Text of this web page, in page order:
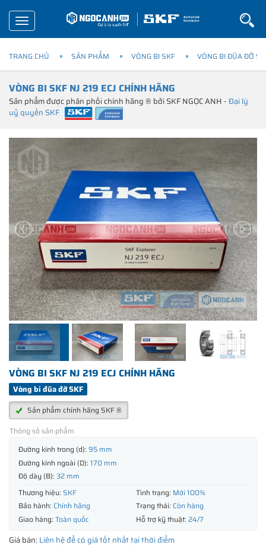
Toggle
navigation
TRANG CHỦ SẢN PHẨM VÒNG BI SKF VÒNG BI ĐŨA ĐỠ
VÒNG BI SKF NJ 219 ECJ CHÍNH HÃNG
Sản phẩm được phân phối chính hãng ® bởi SKF NGỌC ANH -Đại lý
uỷ quyền SKF
VÒNG BI SKF NJ 219 ECJ CHÍNH HÃNG
Vòng bi đũa đỡ SKF
Sản phẩm chính hãng SKF ®
Thông số sản phẩm
Đường kính trong (d): 95 mm
Đường kính ngoài (D): 170 mm
Độ dày (B): 32 mm
Thương hiệu: SKF Tình trạng: Mới 100%
Bảo hành: Chính hãng Trạng thái: Còn hàng
Giao hàng: Toàn quốc Hỗ trợ kỹ thuật: 24/7
Giá bán: Liên hệ để có giá tốt nhất tại thời điểm